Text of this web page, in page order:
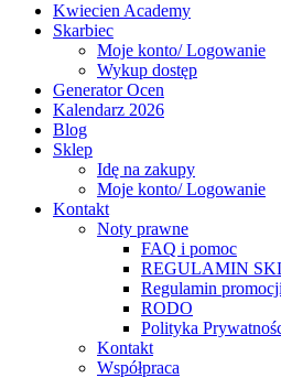
Kwiecien Academy
Skarbiec
Moje konto/ Logowanie
Wykup dostęp
Generator Ocen
Kalendarz 2026
Blog
Sklep
Idę na zakupy
Moje konto/ Logowanie
Kontakt
Noty prawne
FAQ i pomoc
REGULAMIN
Regulamin
RODO
Polityka
Kontakt
Współpraca